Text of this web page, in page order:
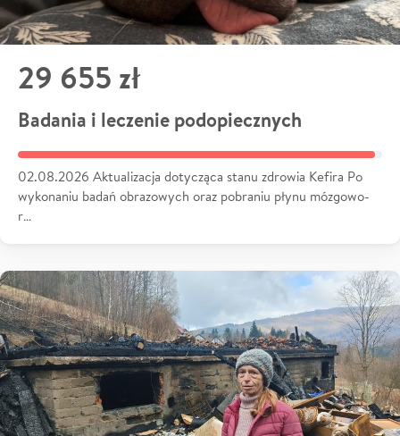
29 655 zł
Badania i leczenie podopiecznych
02.08.2026 Aktualizacja dotycząca stanu zdrowia Kefira Po
wykonaniu badań obrazowych oraz pobraniu płynu mózgowo-
r…